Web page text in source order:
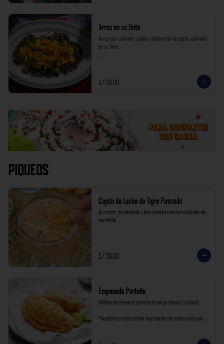
Arroz en su tinta
Arroz con calamar, pulpo y chicharrón de pota cocinado
en su tinta.
S/ 68.00
Piqueos
Copón de Leche de Tigre Pescado
Al rocoto, de pescado y acompañado de sus yuquitas de
carretilla
S/ 39.00
Empanada Porteña
Rellena de cremoso picante de langostinos (1 unidad)
*Nuestros precios están expresados en soles e incluyen